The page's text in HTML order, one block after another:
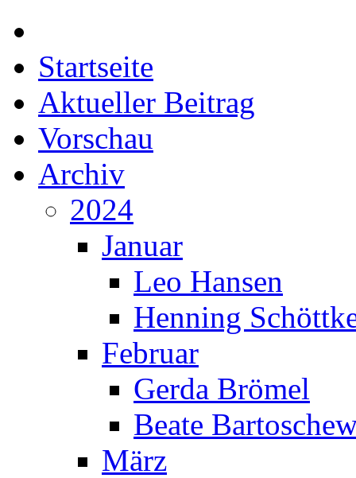
Startseite
Aktueller Beitrag
Vorschau
Archiv
2024
Januar
Leo Hansen
Henning
Februar
Gerda Brömel
Beate
März